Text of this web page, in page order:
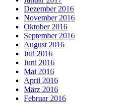
Dezember 2016
November 2016
Oktober 2016
September 2016
August 2016
Juli 2016
Juni 2016
Mai 2016
April 2016
März 2016
Februar 2016